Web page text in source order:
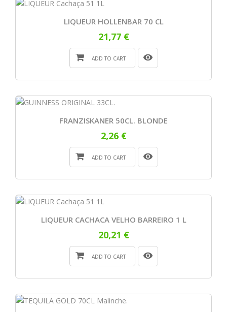
LIQUEUR HOLLENBAR 70 CL
21,77 €
ADD TO CART
FRANZISKANER 50CL. BLONDE
2,26 €
ADD TO CART
LIQUEUR CACHACA VELHO BARREIRO 1 L
20,21 €
ADD TO CART